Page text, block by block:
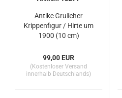
Antike Grulicher
Krippenfigur / Hirte um
1900 (10 cm)
99,00 EUR
(Kostenloser Versand
innerhalb Deutschlands)